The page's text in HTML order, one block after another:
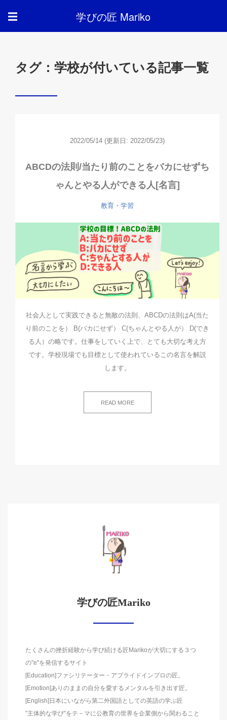
☰ 学びの匠 Mariko
タグ：学校が付いている記事一覧
2022/05/14 (更新日: 2022/05/23)
ABCDの法則/当たり前のことをバカにせずち
ゃんとやる人ができる人[名言]
教育・学習
社会人として実践できると無敵の法則、ABCDの法則はA(当た
り前のことを） B(バカにせず） C(ちゃんとやる人が） D(でき
る人）の略です。仕事をしていく上で、とても大切な考え方
です。学校現場でも目標として使われているこの名言を解説
します。
READ MORE
学びの匠Mariko
たくさんの挫折経験から学び続ける匠Marikoが大切にする３つ
の"e"を発信するサイト
[Education]ファシリテーター・アプライドインプロの匠。
[Emotion]ありのままの自分を愛するメンタルを引き出す匠。
[English]日本にいながら第二外国語としての英語の学ぶ匠
”主体的な学び”をテ－マに公教育の世界を企業側から関わること